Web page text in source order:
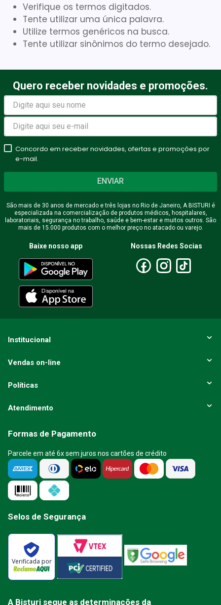
Verifique os termos digitados.
Tente utilizar uma única palavra.
Utilize termos genéricos na busca.
Tente utilizar sinônimos do termo desejado.
Quero receber novidades e promoções.
Concordo em receber novidades, ofertas e promoções por
e-mail.
ENVIAR
São mais de 30 anos de mercado e três lojas no Rio de Janeiro, A BISTURI é
especializada na comercialização de produtos médicos, hospitalares,
laboratoriais, segurança no trabalho, saúde e bem-estar e muitos outros. São
mais de 15.000 produtos com o melhor preço no atacado ou varejo.
Baixe nosso app Nossas Redes Socias
Institucional
Vendas on-line
Políticas
Atendimento
Formas de Pagamento
Parcele em até 6x sem juros nos cartões de crédito
Selos de Segurança
Verificada por
A Bisturi segue as determinações da
10º Gaze